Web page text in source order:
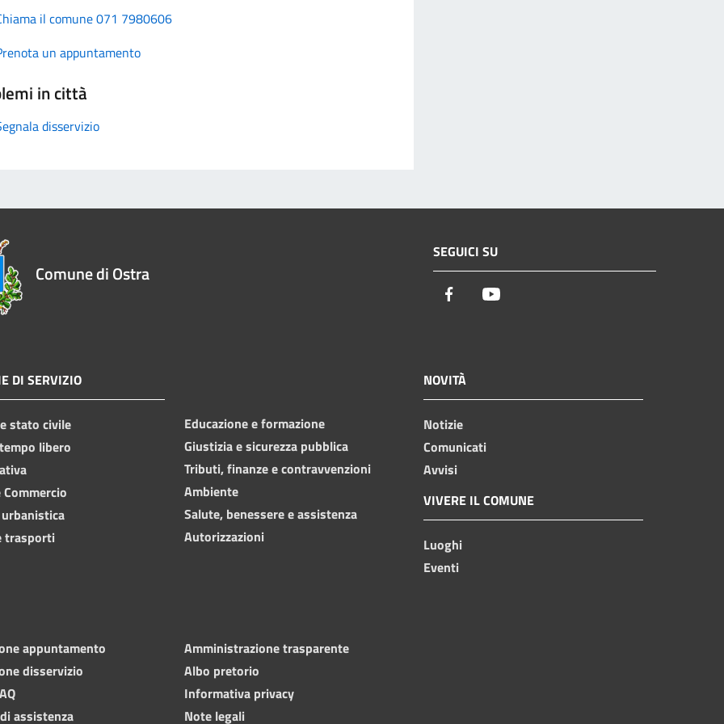
il comune 071 7980606
un appuntamento
in città
disservizio
Comune di Ostra
SEGUICI SU
Facebook
DI SERVIZIO
stato civile
libero
trasporti
Educazione e formazione
Giustizia e sicurezza pubblica
Tributi, finanze e contravvenzioni
Ambiente
Salute, benessere e assistenza
Autorizzazioni
NOVITÀ
Notizie
Comunicati
Avvisi
VIVERE IL COMUNE
Luoghi
Eventi
appuntamento
disservizio
assistenza
Amministrazione trasparente
Albo pretorio
Informativa privacy
Note legali